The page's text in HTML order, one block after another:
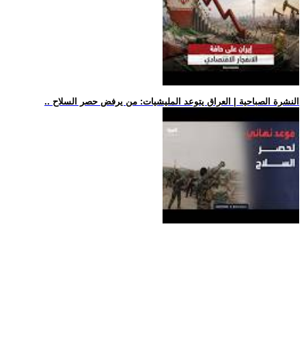
.. النشرة الصباحية | العراق يتوعد المليشيات: من يرفض حصر السلاح